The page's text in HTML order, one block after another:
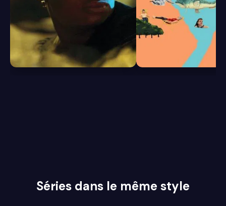
6.2
Séries dans le même style